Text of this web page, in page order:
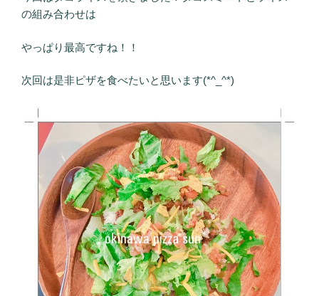
の組み合わせは
やっぱり最高ですね！！
次回は是非ピザを食べたいと思います(*^_^*)